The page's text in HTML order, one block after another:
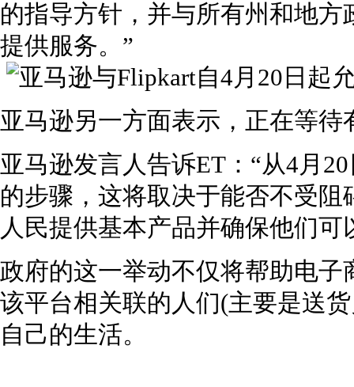
的指导方针，并与所有州和地
提供服务。”
亚马逊另一方面表示，正在等
亚马逊发言人告诉ET：“从4月
的步骤，这将取决于能否不受
人民提供基本产品并确保他们
政府的这一举动不仅将帮助电
该平台相关联的人们(主要是送
自己的生活。